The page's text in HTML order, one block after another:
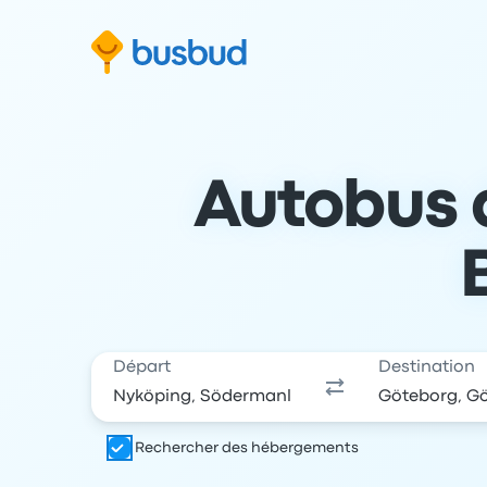
formulaire de recherche
Aller au contenu
Aller au pied de page
Autobus
Départ Destination
Rechercher des hébergements